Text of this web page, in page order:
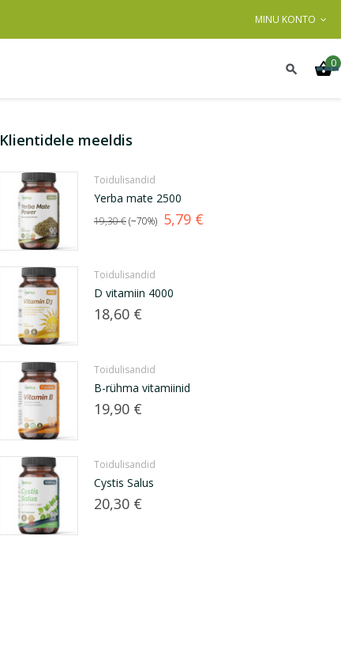
MINU KONTO
0
Klientidele meeldis
Toidulisandid
Yerba mate 2500
Tavahind
19,30 € −70% Hind
5,79 €
Toidulisandid
D vitamiin 4000
Hind
18,60 €
Toidulisandid
B-rühma vitamiinid
Hind
19,90 €
Toidulisandid
Cystis Salus
Hind
20,30 €